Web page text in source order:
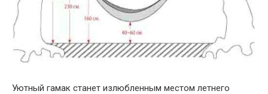
Уютный гамак станет излюбленным местом летнего